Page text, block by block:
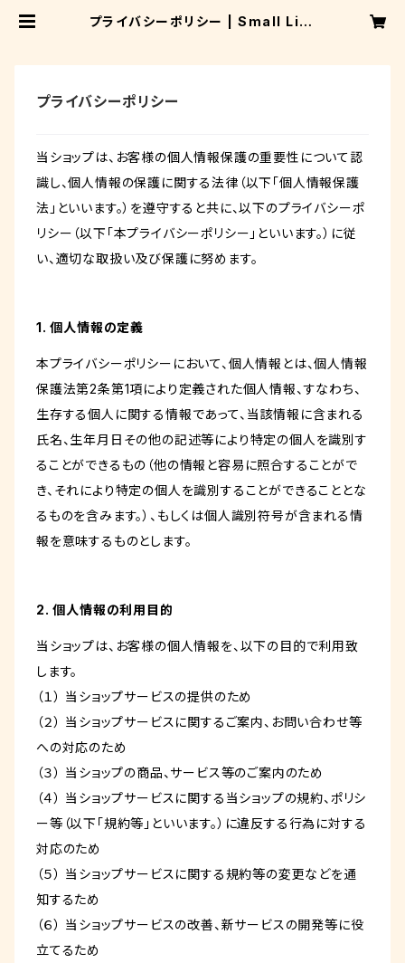
プライバシーポリシー | Small Life
プライバシーポリシー
当ショップは、お客様の個人情報保護の重要性について認
識し、個人情報の保護に関する法律（以下「個人情報保護
法」といいます。）を遵守すると共に、以下のプライバシーポ
リシー（以下「本プライバシーポリシー」といいます。）に従
い、適切な取扱い及び保護に努めます。
1. 個人情報の定義
本プライバシーポリシーにおいて、個人情報とは、個人情報
保護法第2条第1項により定義された個人情報、すなわち、
生存する個人に関する情報であって、当該情報に含まれる
氏名、生年月日その他の記述等により特定の個人を識別す
ることができるもの（他の情報と容易に照合することがで
き、それにより特定の個人を識別することができることとな
るものを含みます。）、もしくは個人識別符号が含まれる情
報を意味するものとします。
2. 個人情報の利用目的
当ショップは、お客様の個人情報を、以下の目的で利用致
します。
（１） 当ショップサービスの提供のため
（２） 当ショップサービスに関するご案内、お問い合わせ等
への対応のため
（３） 当ショップの商品、サービス等のご案内のため
（４） 当ショップサービスに関する当ショップの規約、ポリシ
ー等（以下「規約等」といいます。）に違反する行為に対する
対応のため
（５） 当ショップサービスに関する規約等の変更などを通
知するため
（６） 当ショップサービスの改善、新サービスの開発等に役
立てるため